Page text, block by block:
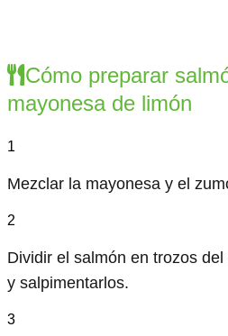
Cómo preparar
mayonesa de limón
1
Mezclar la mayonesa y el
2
Dividir el salmón en trozos
y salpimentarlos.
3